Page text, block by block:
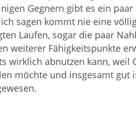
Gegnern gibt es ein
sagen kommt nie eine
Laufen, sogar die paar
weiterer Fähigkeitspunkte
wirklich abnutzen kann,
möchte und insgesamt gut